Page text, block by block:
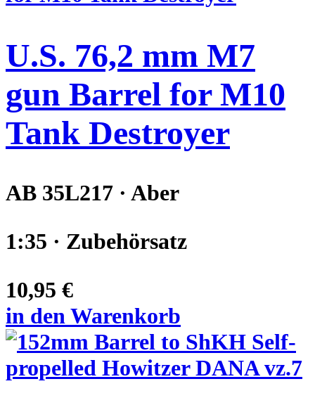
U.S. 76,2 mm M7
gun Barrel for M10
Tank Destroyer
AB 35L217 · Aber
1:35 · Zubehörsatz
10,95 €
in den Warenkorb